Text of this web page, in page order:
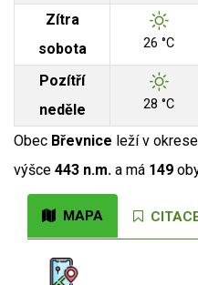
Zítra
sobota
26 °C
Pozítří
neděle
28 °C
Obec Břevnice leží v
výšce 443 n.m. a má 149
MAPA